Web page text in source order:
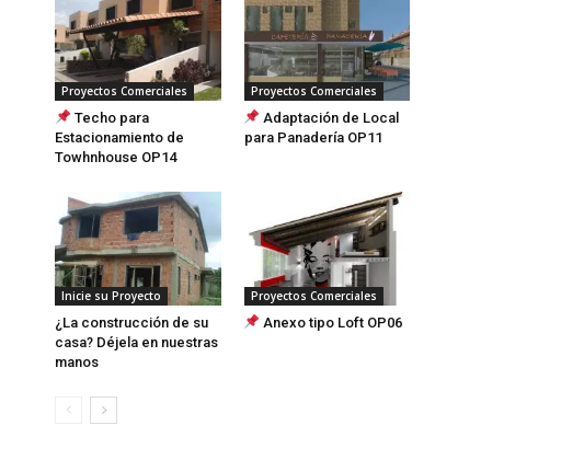
Proyectos Comerciales
Techo para
Estacionamiento de
Towhnhouse OP14
Proyectos Comerciales
Adaptación de Local
para Panadería OP11
Inicie su Proyecto
¿La construcción de su
casa? Déjela en nuestras
manos
Proyectos Comerciales
Anexo tipo Loft OP06